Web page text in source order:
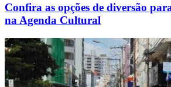
Confira as opções de diversão
na Agenda Cultural